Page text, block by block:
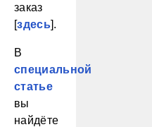
заказ
[здесь].
В
специальной
статье
вы
найдёте